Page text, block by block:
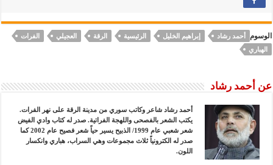
الوسوم أحمد رشاد إبراهيم الخليل الرئيسية الرقة العجيلي
الفرات
الهباري
عن أحمد رشاد
أحمد رشاد شاعر وكاتب سوري من مدينة الرقة على نهر الفرات.
يكتب الشعر بالفصحى واللهجة الفراتية. صدر له كتاب وادي الفيض
شعر شعبي عام 1999/ الذبيح يسير حياً شعر فصيح عام 2002 كما
صدر له الكترونياً ثلاث مجموعات وهي السراب، هباري وانكسار
اللون.